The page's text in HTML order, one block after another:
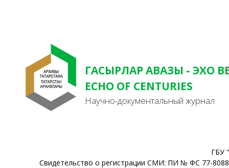
ГАСЫРЛАР АВАЗЫ - ЭХО
ECHO OF CENTURIES
Научно-документальный журнал
ГБУ
Свидетельство о регистрации СМИ: ПИ № ФС 77-